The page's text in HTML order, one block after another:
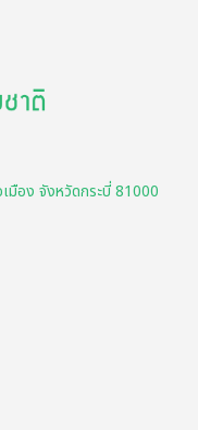
มือง จังหวัดกระบี่ 81000